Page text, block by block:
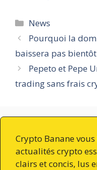
Catégories
News
Pourquoi la
baissera pas bientôt
Pepeto et Pepe
trading sans frais
Crypto Banane
actualités crypto
clairs et concis, lus